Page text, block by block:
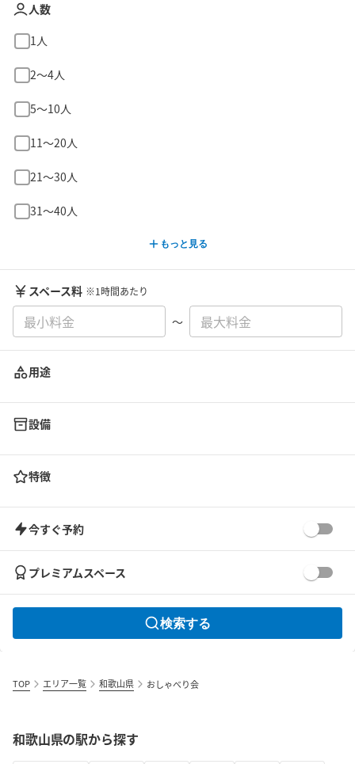
人数
1人
2〜4人
5〜10人
11〜20人
21〜30人
31〜40人
もっと見る
スペース料 ※1時間あたり
〜
用途
設備
特徴
今すぐ予約
プレミアムスペース
検索する
TOP エリア一覧 和歌山県 おしゃべり会
和歌山県の駅から探す